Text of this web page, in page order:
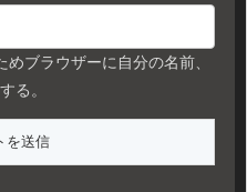
ブラウザーに自分の名前、
る。